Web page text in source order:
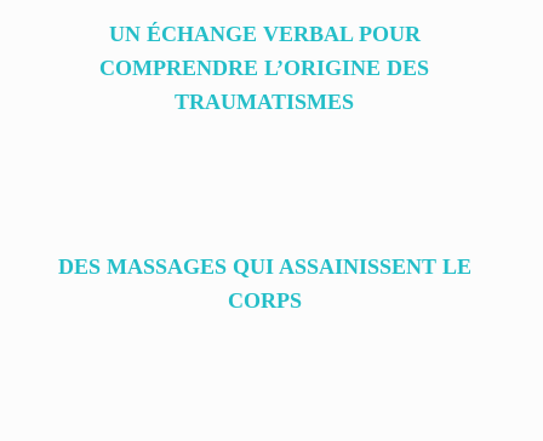
UN ÉCHANGE VERBAL POUR
COMPRENDRE L’ORIGINE DES
TRAUMATISMES
DES MASSAGES QUI ASSAINISSENT LE
CORPS